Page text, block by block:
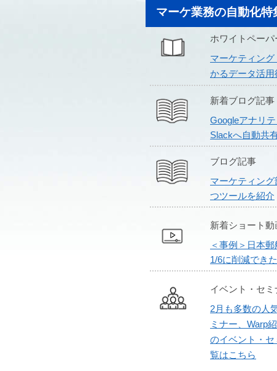
マーケ業務の自動化
ホワイトペーパ
マーケティング
かるデータ活用
新着ブログ記事
Googleアナリ
Slackへ自動共
ブログ記事
マーケティン
つツールを紹介
新着ショート動
＜事例＞日本
1/6に削減でき
イベント・セミ
2月も多数の人
ミナー、Warp
のイベント・
覧はこちら